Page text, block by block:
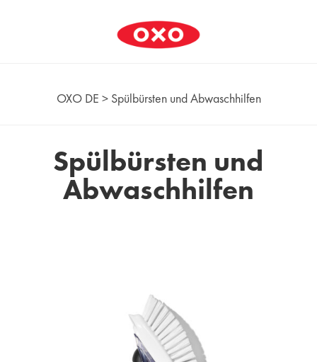
OXO DE > Spülbürsten und Abwaschhilfen
Spülbürsten und
Abwaschhilfen